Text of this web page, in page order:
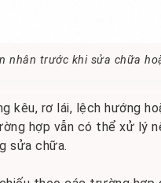
nhân trước khi sửa chữa
kêu, rơ lái, lệch hướng
hợp vẫn có thể xử lý
sửa chữa.